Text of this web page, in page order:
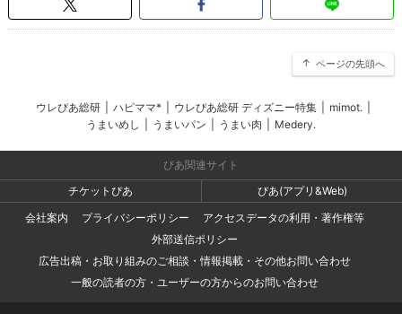
ページの先頭へ
ウレぴあ総研 ハピママ* ウレぴあ総研 ディズニー特集 mimot.
うまいめし
うまいパン うまい肉 Medery.
ぴあ関連サイト
チケットぴあ
ぴあ(アプリ&Web)
会社案内
プライバシーポリシー
アクセスデータの利用・著作権等
外部送信ポリシー
広告出稿・お取り組みのご相談・情報掲載・その他お問い合わせ
一般の読者の方・ユーザーの方からのお問い合わせ